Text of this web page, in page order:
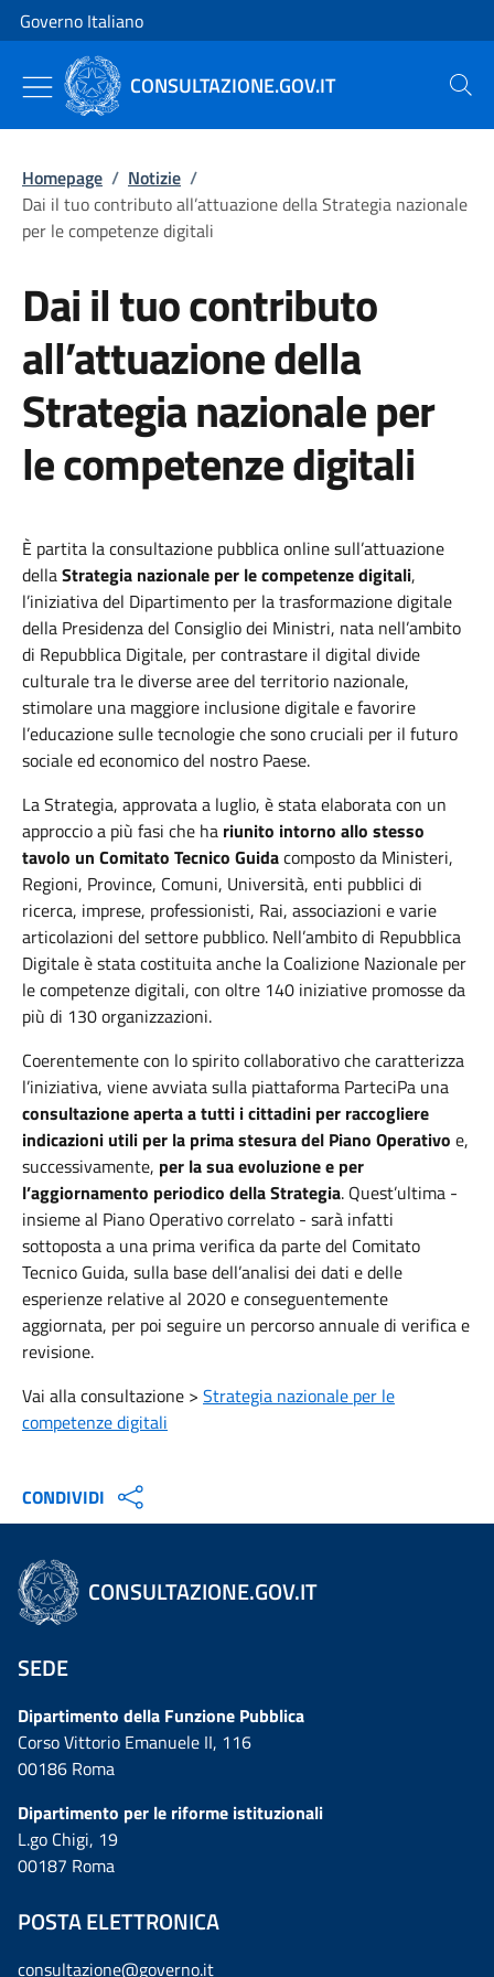
Vai al contenuto
Vai alla navigazione del sito
Governo Italiano
CONSULTAZIONE.GOV.IT Cerca
Homepage / Notizie /
Dai il tuo contributo all’attuazione della Strategia nazionale
per le competenze digitali
Dai il tuo contributo
all’attuazione della
Strategia nazionale per
le competenze digitali
È partita la consultazione pubblica online sull’attuazione
dellaStrategia nazionale per le competenze digitali,
l’iniziativa del Dipartimento per la trasformazione digitale
della Presidenza del Consiglio dei Ministri, nata nell’ambito
di Repubblica Digitale, per contrastare il digital divide
culturale tra le diverse aree del territorio nazionale,
stimolare una maggiore inclusione digitale e favorire
l’educazione sulle tecnologie che sono cruciali per il futuro
sociale ed economico del nostro Paese.
La Strategia, approvata a luglio, è stata elaborata con un
approccio a più fasi che ha riunito intorno allo stesso
tavolo un Comitato Tecnico Guidacomposto da Ministeri,
Regioni, Province, Comuni, Università, enti pubblici di
ricerca, imprese, professionisti, Rai, associazioni e varie
articolazioni del settore pubblico. Nell’ambito di Repubblica
Digitale è stata costituita anche la Coalizione Nazionale per
le competenze digitali, con oltre 140 iniziative promosse da
più di 130 organizzazioni.
Coerentemente con lo spirito collaborativo che caratterizza
l’iniziativa, viene avviata sulla piattaforma ParteciPa una
consultazione aperta a tutti i cittadini per raccogliere
indicazioni utili per la prima stesura del Piano Operativo e,
successivamente, per la sua evoluzione e per
l’aggiornamento periodico della Strategia. Quest’ultima -
insieme al Piano Operativo correlato - sarà infatti
sottoposta a una prima verifica da parte del Comitato
Tecnico Guida, sulla base dell’analisi dei dati e delle
esperienze relative al 2020 e conseguentemente
aggiornata, per poi seguire un percorso annuale di verifica e
revisione.
Vai alla consultazione > Strategia nazionale per le
competenze digitali
CONDIVIDI
CONSULTAZIONE.GOV.IT
SEDE
Dipartimento della Funzione Pubblica
Corso Vittorio Emanuele II, 116
00186 Roma
Dipartimento per le riforme istituzionali
L.go Chigi, 19
00187 Roma
POSTA ELETTRONICA
consultazione@governo.it